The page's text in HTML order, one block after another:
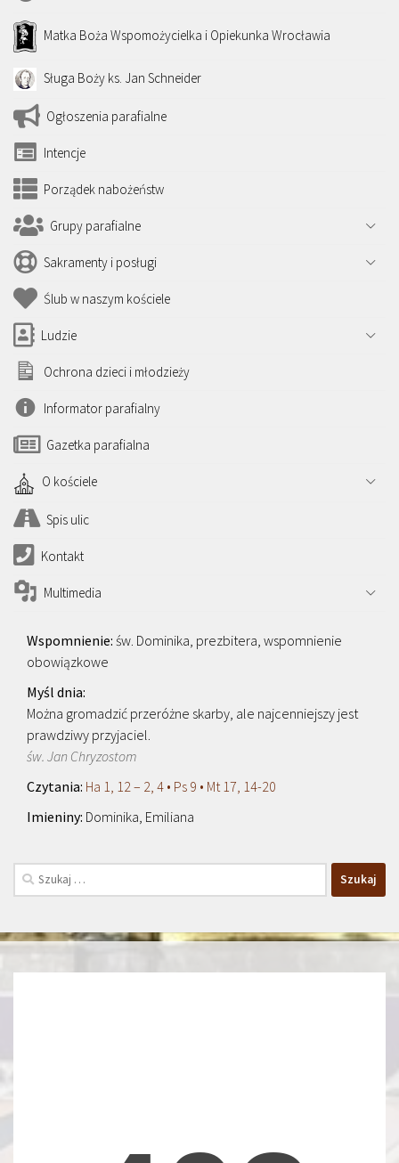
Matka Boża Wspomożycielka i Opiekunka Wrocławia
Sługa Boży ks. Jan Schneider
Ogłoszenia parafialne
Intencje
Porządek nabożeństw
Grupy parafialne
Sakramenty i posługi
Ślub w naszym kościele
Ludzie
Ochrona dzieci i młodzieży
Informator parafialny
Gazetka parafialna
O kościele
Spis ulic
Kontakt
Multimedia
św. Dominika, prezbitera, wspomnienie
obowiązkowe
Można gromadzić przeróżne skarby, ale najcenniejszy jest
prawdziwy przyjaciel.
św. Jan Chryzostom
Ha 1, 12 – 2, 4 • Ps 9 • Mt 17, 14-20
Dominika, Emiliana
Szukaj: